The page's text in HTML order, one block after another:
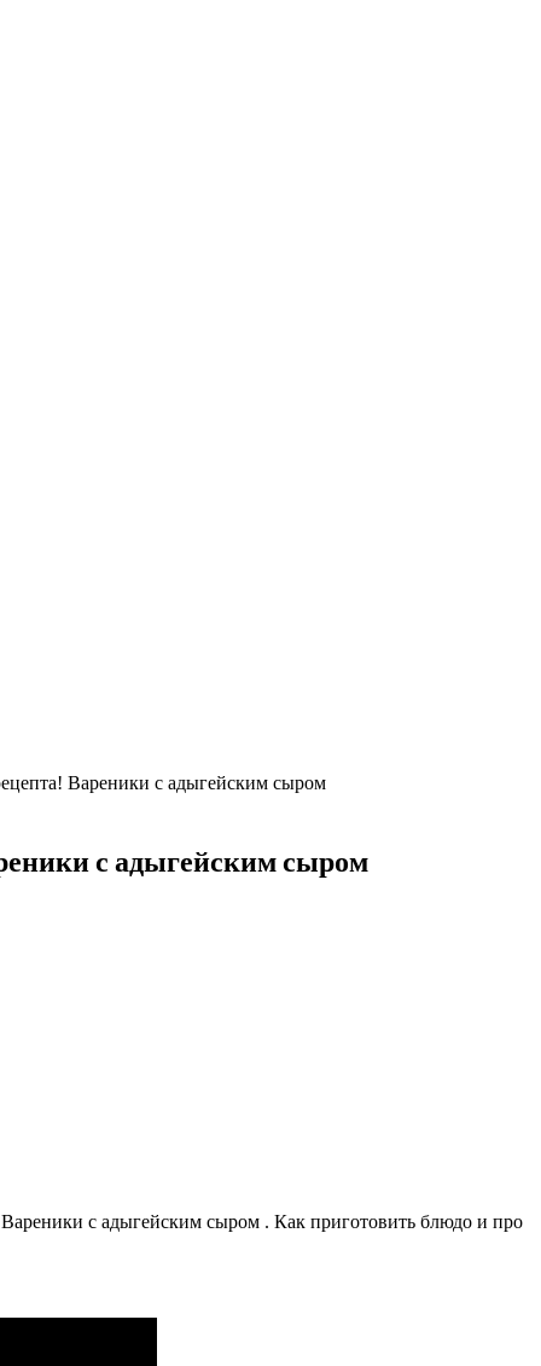
Вареники с адыгейским сыром
с адыгейским сыром
с адыгейским сыром . Как приготовить блюдо и про